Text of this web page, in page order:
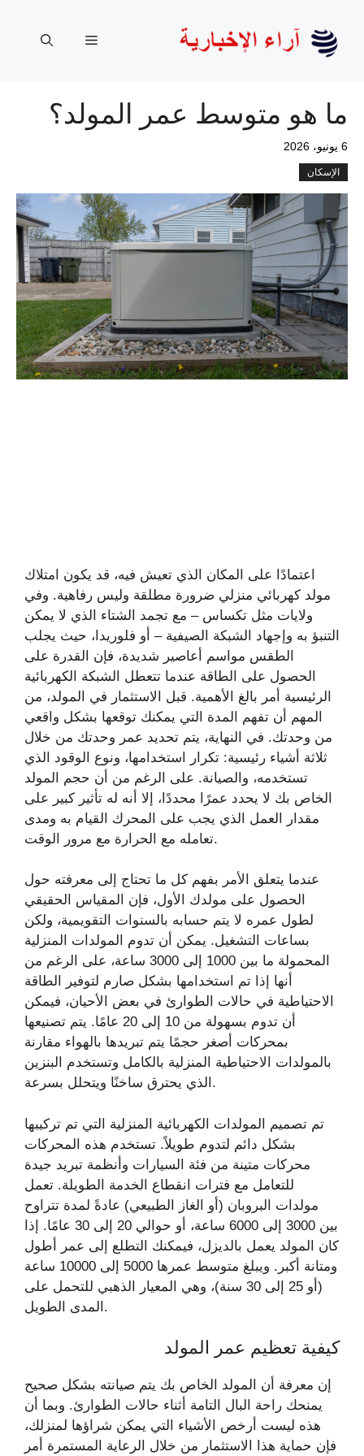
المحتوى
القائمة
ما هو متوسط ​​عمر المولد؟
6 يونيو، 2026
الإسكان
اعتمادًا على المكان الذي تعيش فيه، قد يكون امتلاك
مولد كهربائي منزلي ضرورة مطلقة وليس رفاهية. وفي
ولايات مثل تكساس – مع تجمد الشتاء الذي لا يمكن
التنبؤ به وإجهاد الشبكة الصيفية – أو فلوريدا، حيث يجلب
الطقس مواسم أعاصير شديدة، فإن القدرة على
الحصول على الطاقة عندما تتعطل الشبكة الكهربائية
الرئيسية أمر بالغ الأهمية. قبل الاستثمار في المولد، من
المهم أن تفهم المدة التي يمكنك توقعها بشكل واقعي
من وحدتك. في النهاية، يتم تحديد عمر وحدتك من خلال
ثلاثة أشياء رئيسية: تكرار استخدامها، ونوع الوقود الذي
تستخدمه، والصيانة. على الرغم من أن حجم المولد
الخاص بك لا يحدد عمرًا محددًا، إلا أنه له تأثير كبير على
مقدار العمل الذي يجب على المحرك القيام به ومدى
تعامله مع الحرارة مع مرور الوقت.
عندما يتعلق الأمر بفهم كل ما تحتاج إلى معرفته حول
الحصول على مولدك الأول، فإن المقياس الحقيقي
لطول عمره لا يتم حسابه بالسنوات التقويمية، ولكن
بساعات التشغيل. يمكن أن تدوم المولدات المنزلية
المحمولة ما بين 1000 إلى 3000 ساعة، على الرغم من
أنها إذا تم استخدامها بشكل صارم لتوفير الطاقة
الاحتياطية في حالات الطوارئ في بعض الأحيان، فيمكن
أن تدوم بسهولة من 10 إلى 20 عامًا. يتم تصنيعها
بمحركات أصغر حجمًا يتم تبريدها بالهواء مقارنة
بالمولدات الاحتياطية المنزلية بالكامل وتستخدم البنزين
الذي يحترق ساخنًا ويتحلل بسرعة.
تم تصميم المولدات الكهربائية المنزلية التي تم تركيبها
بشكل دائم لتدوم طويلاً. تستخدم هذه المحركات
محركات متينة من فئة السيارات وأنظمة تبريد جيدة
للتعامل مع فترات انقطاع الخدمة الطويلة. تعمل
مولدات البروبان (أو الغاز الطبيعي) عادةً لمدة تتراوح
بين 3000 إلى 6000 ساعة، أو حوالي 20 إلى 30 عامًا. إذا
كان المولد يعمل بالديزل، فيمكنك التطلع إلى عمر أطول
ومتانة أكبر. ويبلغ متوسط ​​عمرها 5000 إلى 10000 ساعة
(أو 25 إلى 30 سنة)، وهي المعيار الذهبي للتحمل على
المدى الطويل.
كيفية تعظيم عمر المولد
إن معرفة أن المولد الخاص بك يتم صيانته بشكل صحيح
يمنحك راحة البال التامة أثناء حالات الطوارئ. وبما أن
هذه ليست أرخص الأشياء التي يمكن شراؤها لمنزلك،
فإن حماية هذا الاستثمار من خلال الرعاية المستمرة أمر